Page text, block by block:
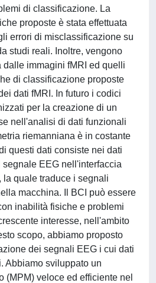
di classificazione. La
proposte è stata effettuata
errori di misclassificazione su
studi reali. Inoltre, vengono
dalle immagini fMRI ed quelli
di classificazione proposte
dati fMRI. In futuro i codici
per la creazione di un
nell'analisi di dati funzionali
riemanniana è in costante
questi dati consiste nei dati
EEG nell'interfaccia
la quale traduce i segnali
macchina. Il BCI può essere
inabilità fisiche e problemi
interesse, nell'ambito
scopo, abbiamo proposto
dei segnali EEG i cui dati
Abbiamo sviluppato un
(MPM) veloce ed efficiente nel